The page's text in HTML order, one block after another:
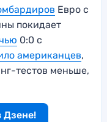
Евро с
покидает
0:0 с
американцев,
тестов меньше,
Дзене!